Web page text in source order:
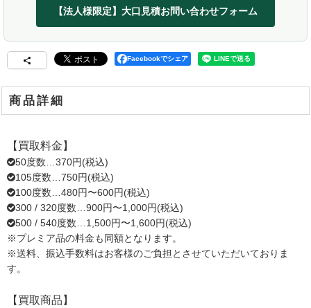
【法人様限定】大口見積お問い合わせフォーム
Facebookでシェア
商品詳細
【買取料金】
50度数…370円(税込)
105度数…750円(税込)
100度数…480円〜600円(税込)
300 / 320度数…900円〜1,000円(税込)
500 / 540度数…1,500円〜1,600円(税込)
※プレミア品の料金も同額となります。
※送料、振込手数料はお客様のご負担とさせていただいておりま
す。
【買取商品】